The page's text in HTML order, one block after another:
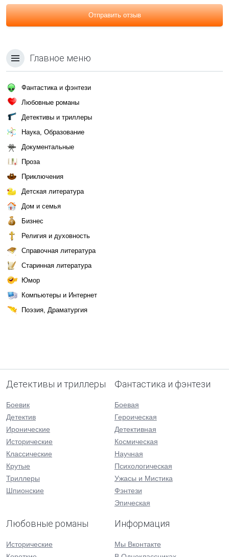
Отправить отзыв
Главное меню
Фантастика и фэнтези
Любовные романы
Детективы и триллеры
Наука, Образование
Документальные
Проза
Приключения
Детская литература
Дом и семья
Бизнес
Религия и духовность
Справочная литература
Старинная литература
Юмор
Компьютеры и Интернет
Поэзия, Драматургия
Детективы и триллеры
Боевик
Детектив
Иронические
Исторические
Классические
Крутые
Триллеры
Шпионские
Фантастика и фэнтези
Боевая
Героическая
Детективная
Космическая
Научная
Психологическая
Ужасы и Мистика
Фэнтези
Эпическая
Любовные романы
Исторические
Информация
Мы Вконтакте